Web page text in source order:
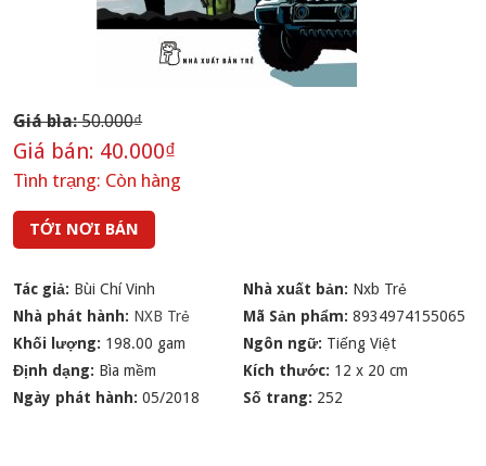
Giá bìa:50.000₫
Giá bán: 40.000₫
Tình trạng: Còn hàng
TỚI NƠI BÁN
Tác giả: Bùi Chí Vinh Nhà xuất bản: Nxb Trẻ
Nhà phát hành: NXB Trẻ Mã Sản phẩm: 8934974155065
Khối lượng: 198.00 gam Ngôn ngữ: Tiếng Việt
Định dạng: Bìa mềm Kích thước: 12 x 20 cm
Ngày phát hành:05/2018 Số trang: 252